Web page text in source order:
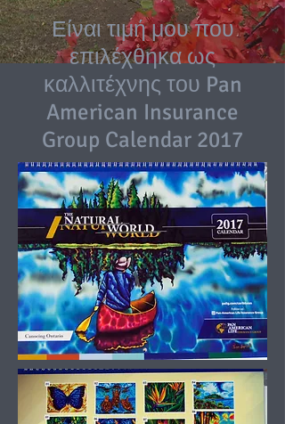
Είναι τιμή μου που
επιλέχθηκα ως
καλλιτέχνης του Pan
American Insurance
Group Calendar 2017